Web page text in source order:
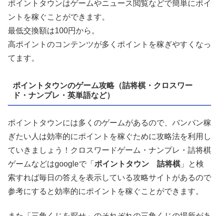
ポイントタウンはゲームやニュース閲覧などで簡単にポイ
ントを稼ぐことができます。
最低交換額は100円から。
高ポイントのコンテンツが多くポイントを稼ぎやすくなっ
てます。
ポイントタウンのゲーム攻略（詰将棋・クロスワー
ド・ナンプレ・英単語など）
ポイントタウンには多くのゲームがあるので、バンバン稼
ぎたい人は効率的にポイントを稼ぐために攻略法を利用し
ていきましょう！クロスワードゲーム・ナンプレ・詰将棋
ゲームなどはgoogleで「 ポイントタウン 詰将棋 」と検
索すれば毎日の答えを表示している攻略サイトがあるので
参考にすると効率的にポイントを稼ぐことができます。